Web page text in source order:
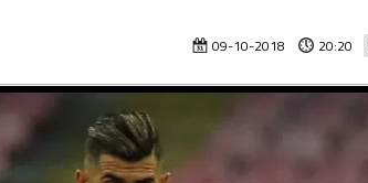
09-10-2018 20:20